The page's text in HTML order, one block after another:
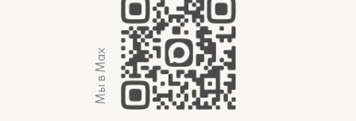
Мы в Max